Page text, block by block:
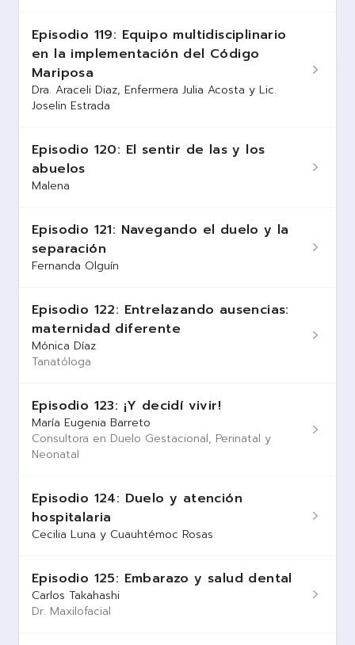
Episodio 119: Equipo multidisciplinario
en la implementación del Código
Mariposa
Dra. Araceli Diaz, Enfermera Julia Acosta y Lic.
Joselin Estrada
Episodio 120: El sentir de las y los
abuelos
Malena
Episodio 121: Navegando el duelo y la
separación
Fernanda Olguín
Episodio 122: Entrelazando ausencias:
maternidad diferente
Mónica Díaz
Tanatóloga
Episodio 123: ¡Y decidí vivir!
María Eugenia Barreto
Consultora en Duelo Gestacional, Perinatal y
Neonatal
Episodio 124: Duelo y atención
hospitalaria
Cecilia Luna y Cuauhtémoc Rosas
Episodio 125: Embarazo y salud dental
Carlos Takahashi
Dr. Maxilofacial